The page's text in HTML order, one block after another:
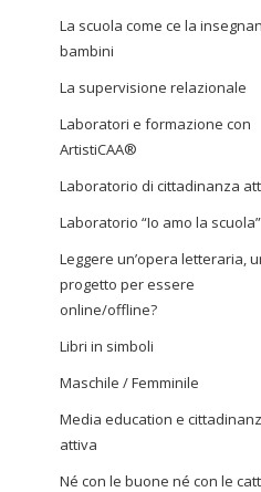
La scuola come ce la
bambini
La supervisione relazionale
Laboratori e formazione con
ArtistiCAA®
Laboratorio di cittadinanza
Laboratorio “Io amo la scuola”
Leggere un’opera letteraria,
progetto per essere
online/offline?
Libri in simboli
Maschile / Femminile
Media education e
attiva
Né con le buone né con le